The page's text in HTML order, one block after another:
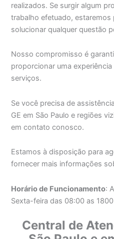
realizados. Se surgir algum
trabalho efetuado, estaremos
solucionar qualquer questão
Nosso compromisso é
proporcionar uma
serviços.
Se você precisa de
GE em São Paulo e regiões
em contato conosco.
Estamos à disposição para
fornecer mais informações
Horário de Funcionamento:
Sexta-feira das 08:00 as 1800
Central de